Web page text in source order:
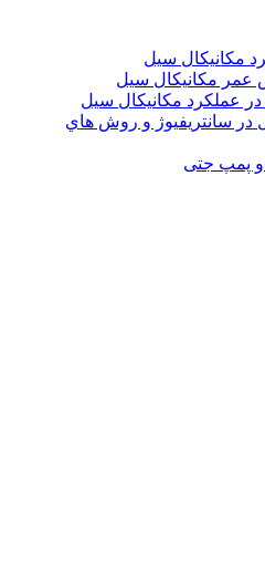
مکانیکال سیل
عمر مکانیکال سیل
مکانیکال سیل
در سانتريفيوژ و روش هاي
و پمپ جتی